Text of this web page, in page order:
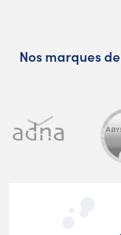
Nos marques